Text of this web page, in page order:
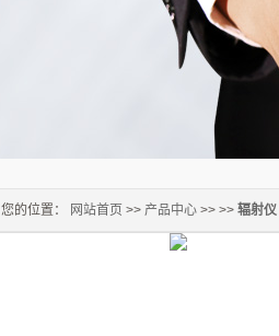
您的位置： 网站首页 >> 产品中心 >> >> 辐射仪